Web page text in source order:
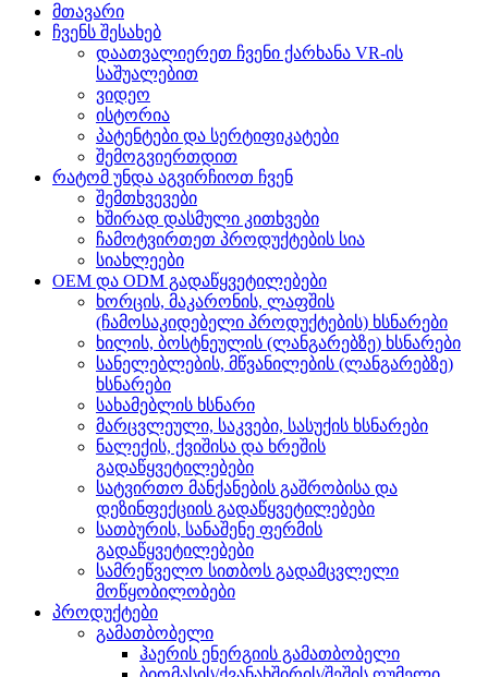
მთავარი
ჩვენს შესახებ
დაათვალიერეთ ჩვენი ქარხანა VR-ის
საშუალებით
ვიდეო
ისტორია
პატენტები და სერტიფიკატები
შემოგვიერთდით
რატომ უნდა აგვირჩიოთ ჩვენ
შემთხვევები
ხშირად დასმული კითხვები
ჩამოტვირთეთ პროდუქტების სია
სიახლეები
OEM და ODM გადაწყვეტილებები
ხორცის, მაკარონის, ლაფშის
(ჩამოსაკიდებელი პროდუქტების) ხსნარები
ხილის, ბოსტნეულის (ლანგარებზე) ხსნარები
სანელებლების, მწვანილების (ლანგარებზე)
ხსნარები
სახამებლის ხსნარი
მარცვლეული, საკვები, სასუქის ხსნარები
ნალექის, ქვიშისა და ხრეშის
გადაწყვეტილებები
სატვირთო მანქანების გაშრობისა და
დეზინფექციის გადაწყვეტილებები
სათბურის, სანაშენე ფერმის
გადაწყვეტილებები
სამრეწველო სითბოს გადამცვლელი
მოწყობილობები
პროდუქტები
გამათბობელი
ჰაერის ენერგიის გამათბობელი